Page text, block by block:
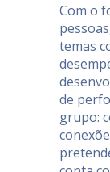
Com o
temas
de
grupo: